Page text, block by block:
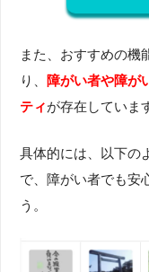
また、おすすめの機
り、
障がい者や障が
ティが存在していま
具体的には、以下の
で、障がい者でも安
う。